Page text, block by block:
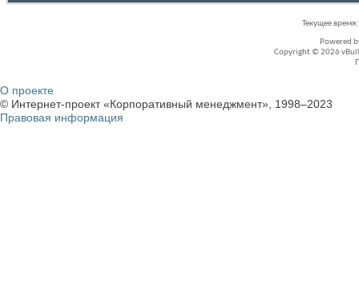
Текущее время:
Powered
Copyright © 2026
О проекте
© Интернет-проект «Корпоративный менеджмент», 1998–2023
Правовая информация